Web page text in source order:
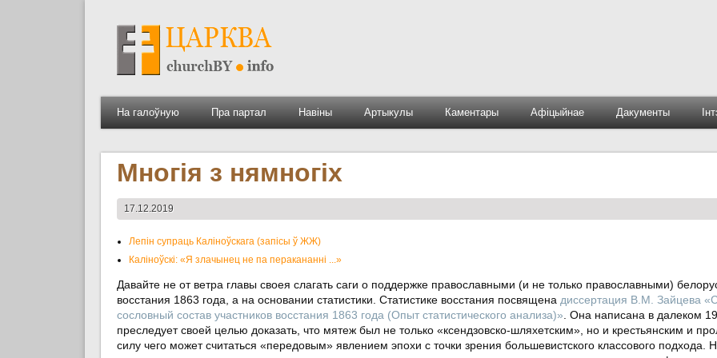
На галоўную Пра партал Навіны Артыкулы Каментары Афіцыйнае Дакументы
Многія з нямногіх
17.12.2019
Лепін супраць Каліноўскага (запісы ў ЖЖ)
Каліноўскі: «Я злачынец не па перакананні ...»
Давайте не от ветра главы своея слагать саги о поддержке православными (и не только православными)
восстания 1863 года, а на основании статистики. Статистике восстания посвящена диссертация В.М. Зайцева
сословный состав участников восстания 1863 года (Опыт статистического анализа)» . Она написана в далеком
преследует своей целью доказать, что мятеж был не только «ксендзовско-шляхетским», но и крестьянским и
силу чего может считаться «передовым» явлением эпохи с точки зрения большевистского классового подхода.